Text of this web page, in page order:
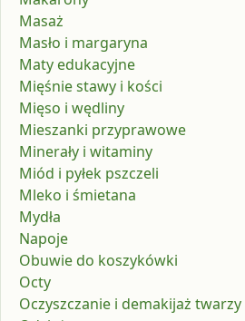
Masaż
Masło i margaryna
Maty edukacyjne
Mięśnie stawy i kości
Mięso i wędliny
Mieszanki przyprawowe
Minerały i witaminy
Miód i pyłek pszczeli
Mleko i śmietana
Mydła
Napoje
Obuwie do koszykówki
Octy
Oczyszczanie i demakijaż twarzy